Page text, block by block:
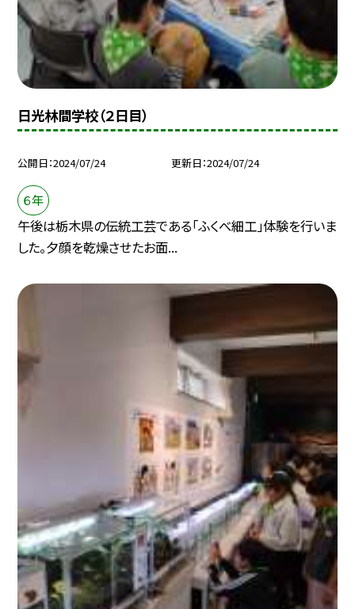
日光林間学校（２日目）
公開日 2024/07/24 更新日 2024/07/24
６年
午後は栃木県の伝統工芸である「ふくべ細工」体験を行いま
した。夕顔を乾燥させたお面...